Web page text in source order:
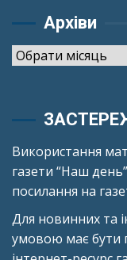
Архіви
Архіви
Використання
газети “Наш
посилання на
Для новинних та
умовою має бути